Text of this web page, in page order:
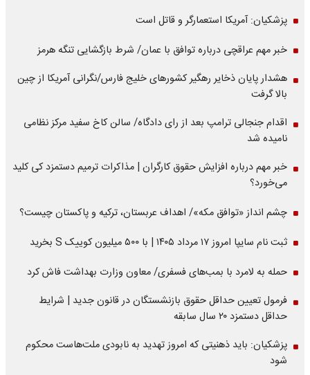
پزشکیان: آمریکا استعمارگر و قاتل است
خبر مهم عراقچی درباره توافق با عمان/ شرط بازگشایی تنگه هرمز
هشدار پایان ذخایر رهگیر کشورهای خلیج فارس/نگرانی آمریکا از چین
بالا گرفت
اقدام جنجالی ترامپ بعد از رای دادگاه/ سالن کاخ سفید مرکز نظامی
نامیده شد
خبر مهم درباره افزایش حقوق کارگران | مذاکرات ترمیم دستمزد کی کلید
می‌خورد؟
چشم انداز «توافق مکه»/ اهداف عربستان، ترکیه و پاکستان چیست؟
ثبت نام سایپا امروز ۱۷ مرداد ۱۴۰۵ | با ۵۰۰ میلیون کوییک S بخرید
حمله به لامرد با بمب‌های فسفری/ معاون وزارت بهداشت فاش کرد
فرمول تعیین حداقل حقوق بازنشستگان در قانون جدید | شرایط
حداقل دستمزد ۲۰ سال سابقه
پزشکیان: باید ذهنیتی که امروز تهدید به نابودی ملت‌هاست محکوم
شود